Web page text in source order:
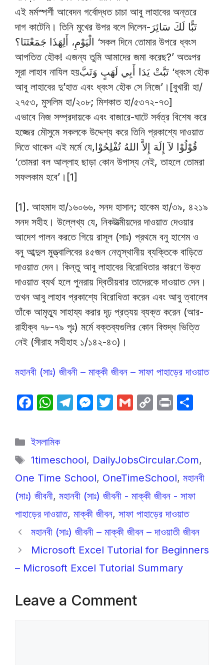
এই মর্মস্পর্শী আবেদন গর্বোদ্ধত চাচা আবু লাহাবের অন্তরে
দাগ কাটেনি। তিনি মুখের উপর বলে দিলেন-تَبًّا لَكَ سَائِرَ
الْيَوْمِ، أَلِهَذَا جَمَعْتَنَا؟ ‘সকল দিনে তোমার উপরে ধ্বংস
আপতিত হৌক! এজন্য তুমি আমাদের জমা করেছ?’ অতঃপর
সূরা লাহাব নাযিল হয়تَبَّتْ يَدَا أَبِي لَهَبٍ وَتَبَّ ‘ধ্বংস হৌক
আবু লাহাবের দু’হাত এবং ধ্বংস হৌক সে নিজে’।[বুখারী হা/
২৭৫৩, মুসলিম হা/২০৮; মিশকাত হা/৫৩৭২-৭৩]
এভাবে নিজ সম্প্রদায়কে এবং বাজারে-ঘাটে সর্বত্র বিশেষ করে
হজ্জের মৌসুমে সকলকে উদ্দেশ্য করে তিনি প্রকাশ্যে দাওয়াত
দিতে থাকেন এই মর্মে যে,قُوْلُوْا لآ إِلَهَ إِلاَّ اللهُ تُفْلِحُوْا
‘তোমরা বল আল্লাহ ছাড়া কোন উপাস্য নেই, তাহলে তোমরা
সফলকাম হবে’।[1]
[1]. আহমাদ হা/১৬০৬৬, সনদ হাসান; হাকেম হা/৩৯, ৪২১৯
সনদ সহীহ। উল্লেখ্য যে, নিকটাত্মীয়দের দাওয়াত দেওয়ার
আদেশ পালন করতে গিয়ে রাসূল (সাঃ) প্রথমে বনু হাশেম ও
বনু আব্দুল মুত্ত্বালিবের ৪৫জন নেতৃস্থানীয় ব্যক্তিকে বাড়িতে
দাওয়াত দেন। কিন্তু আবু লাহাবের বিরোধিতার কারণে উক্ত
দাওয়াত ব্যর্থ হলে পুনরায় দ্বিতীয়বার তাদেরকে দাওয়াত দেন।
তখন আবু লাহাব প্রকাশ্যে বিরোধিতা করেন এবং আবু ত্বালেব
তাঁকে আমৃত্যু সাহায্য করার দৃঢ় প্রত্যয় ব্যক্ত করেন (আর-
রাহীক্ব ৭৮-৭৯ পৃঃ) মর্মে বক্তব্যগুলির কোন বিশুদ্ধ ভিত্তি
নেই (সীরাহ সহীহাহ ১/১৪২-৪৩)।
মহানবী (সাঃ) জীবনী – মাক্কী জীবন – সাফা পাহাড়ের দাওয়াত
F
c
e
b
o
o
k
W
at
s
A
p
p
T
a
m
M
e
n
g
er
T
G
C
Li
n
k
P
Categories
ইসলামিক
Tags
1timeschool, DailyJobsCircular.Com,
One Time School, OneTimeSchool, মহানবী
(সাঃ) জীবনী, মহানবী (সাঃ) জীবনী - মাক্কী জীবন - সাফা
পাহাড়ের দাওয়াত, মাক্কী জীবন, সাফা পাহাড়ের দাওয়াত
মহানবী (সাঃ) জীবনী – মাক্কী জীবন – দাওয়াতী জীবন
Microsoft Excel Tutorial for Beginners
– Microsoft Excel Tutorial Summary
Leave a Comment